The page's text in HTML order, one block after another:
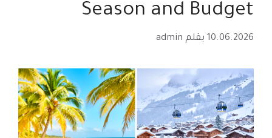
Season and Budget
10.06.2026 بقلم admin